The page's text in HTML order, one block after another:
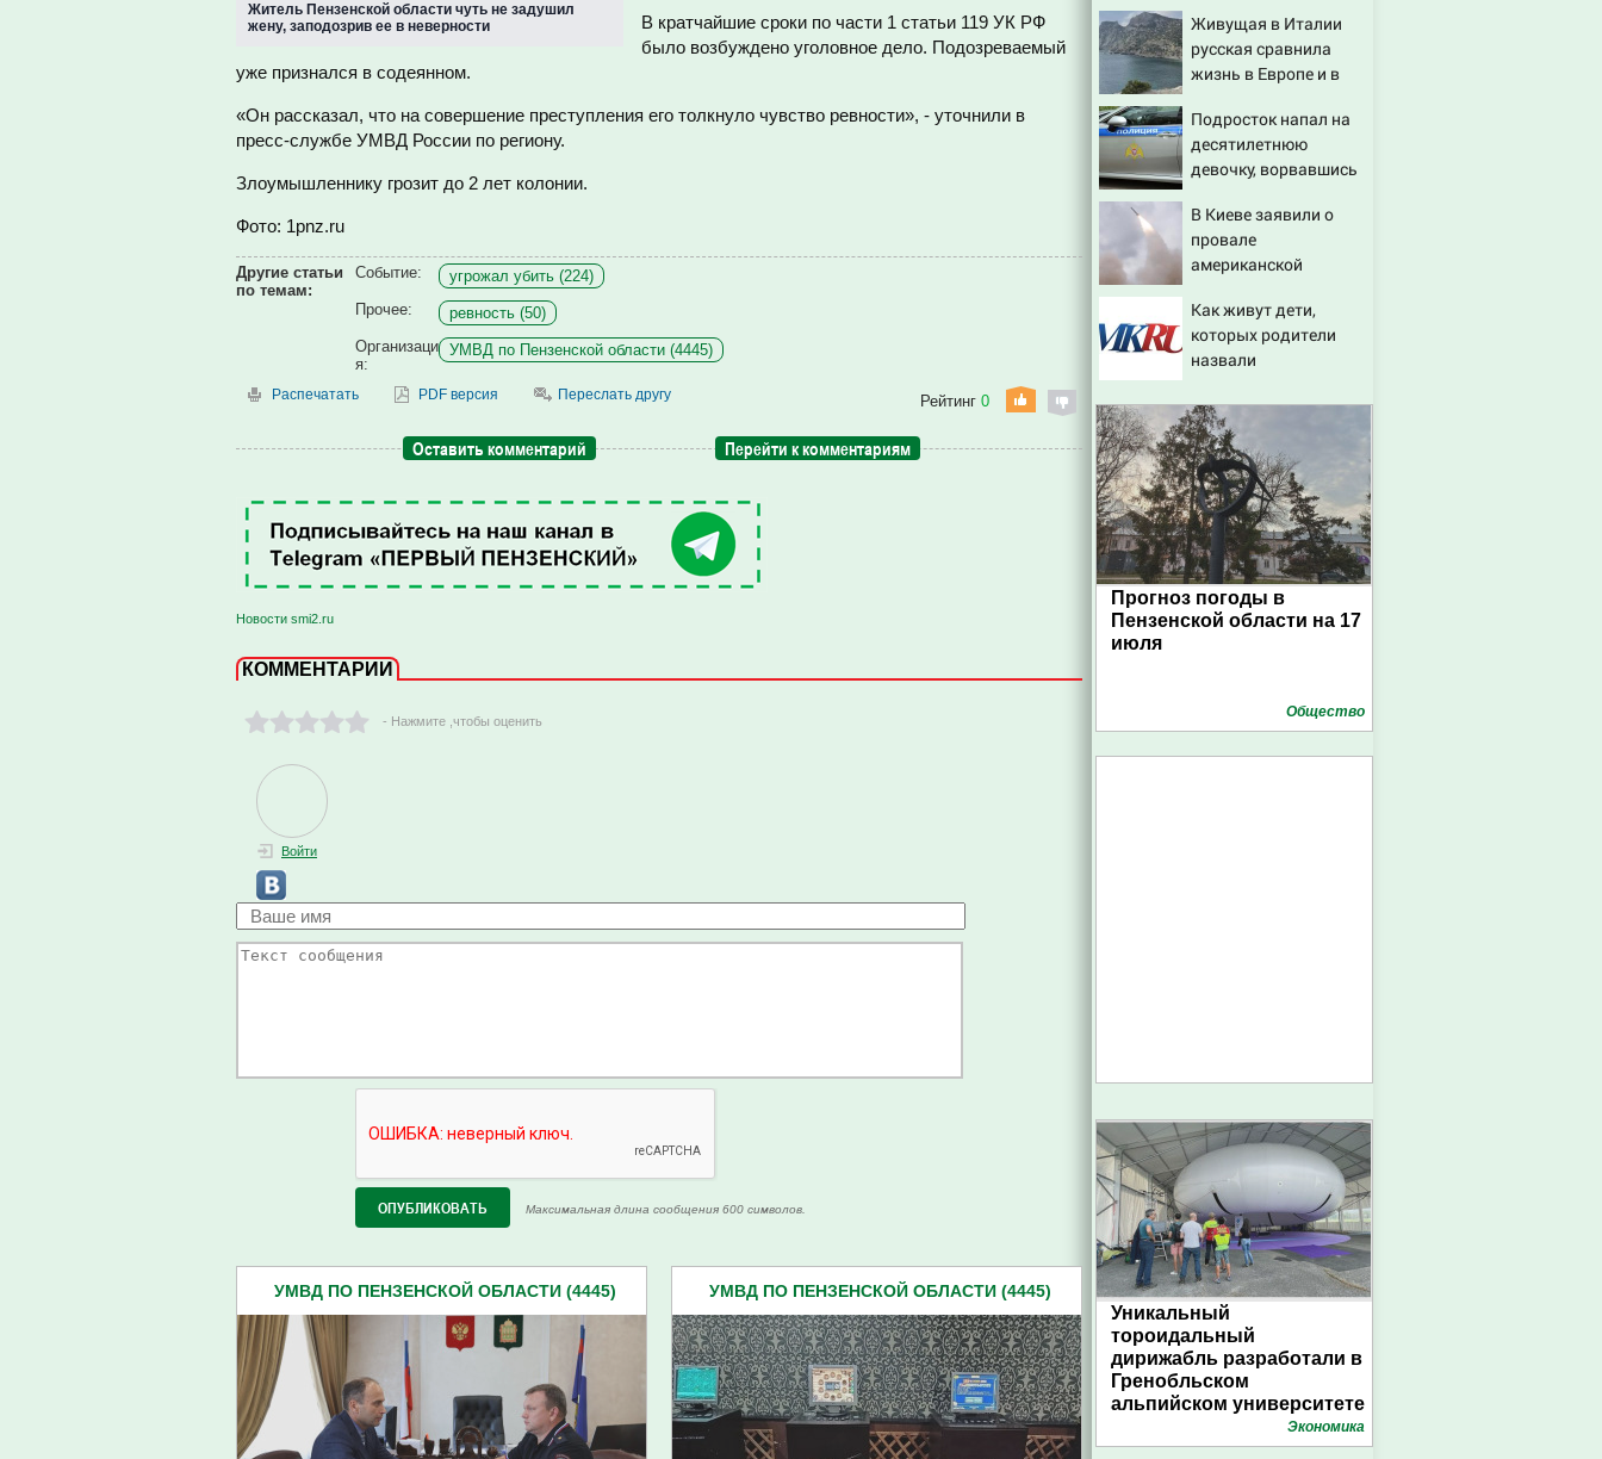
Житель Пензенской области чуть не задушил
жену, заподозрив ее в неверности
В кратчайшие сроки по части 1 статьи 119 УК РФ
было возбуждено уголовное дело. Подозреваемый
уже признался в содеянном.
«Он рассказал, что на совершение преступления его толкнуло чувство ревности», - уточнили в
пресс-службе УМВД России по региону.
Злоумышленнику грозит до 2 лет колонии.
Фото: 1pnz.ru
Другие статьи
по темам:
Событие:
угрожал убить (224)
Прочее:
ревность (50)
Организаци
я:
УМВД по Пензенской области (4445)
Распечатать PDF версия Переслать другу Рейтинг 0
Оставить комментарий Перейти к комментариям
Новости smi2.ru
КОММЕНТАРИИ
- Нажмите ,чтобы оценить
Войти
Максимальная длина сообщения 600 символов.
УМВД ПО ПЕНЗЕНСКОЙ ОБЛАСТИ (4445) УМВД ПО ПЕНЗЕНСКОЙ ОБЛАСТИ (4445)
сентябре -
PrimaMedia.ru
Живущая в Италии
русская сравнила
жизнь в Европе и в
Подросток напал на
десятилетнюю
девочку, ворвавшись
В Киеве заявили о
провале
американской
лучника» против
России
Как живут дети,
которых родители
назвали
именами?
Прогноз погоды в
Пензенской области на 17
июля
Общество
Уникальный
тороидальный
дирижабль разработали в
Гренобльском
альпийском университете
Экономика